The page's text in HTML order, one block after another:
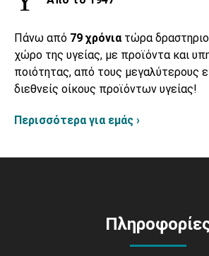
Πάνω από 79 χρόνια τώρα
χώρο της υγείας, με προϊόντα και
ποιότητας, από τους μεγαλύτερους
διεθνείς οίκους προϊόντων υγείας!
Περισσότερα για εμάς ›